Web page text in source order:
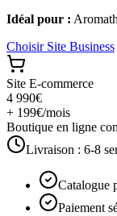
Idéal pour :
Choisir Site Business
Site E-commerce
4 990€
+ 199€/mois
Boutique en ligne
Livraison : 6-8
Catalogue
Paiement